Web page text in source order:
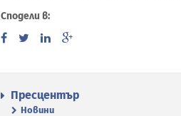
Сподели в:
Пресцентър
Новини